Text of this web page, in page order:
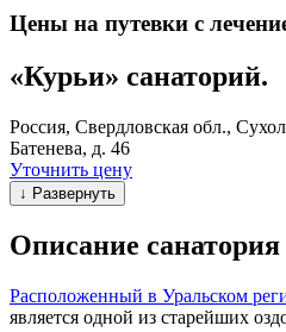
Цены на путевки с
«Курьи» санаторий.
Россия, Свердловская обл.,
Батенева, д. 46
Уточнить цену
↓ Развернуть
Описание санатория
Расположенный в Уральском
является одной из старейших